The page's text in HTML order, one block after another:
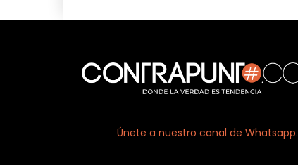
Únete a nuestro canal de Whatsapp.